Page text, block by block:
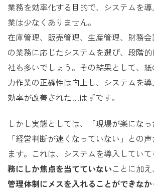
業務を効率化する目的で、システムを
業は少なくありません。
在庫管理、販売管理、生産管理、財務
の業務に応じたシステムを選び、段階
社も多いでしょう。その結果として、
力作業の正確性は向上し、システムを
効率が改善された…はずです。
しかし実態としては、「現場が楽になっ
「経営判断が速くなっていない」との
ます。これは、システムを導入していて
務にしか焦点を当てていないことに加え、
管理体制にメスを入れることができなか